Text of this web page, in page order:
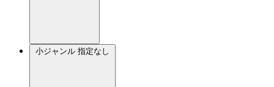
小ジャンル 指定なし